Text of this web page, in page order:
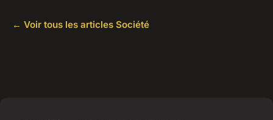
← Voir tous les articles Société